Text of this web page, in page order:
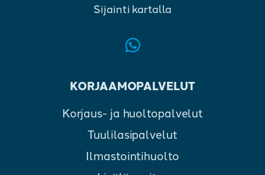
Sijainti kartalla
KORJAAMOPALVELUT
Korjaus- ja huoltopalvelut
Tuulilasipalvelut
Ilmastointihuolto